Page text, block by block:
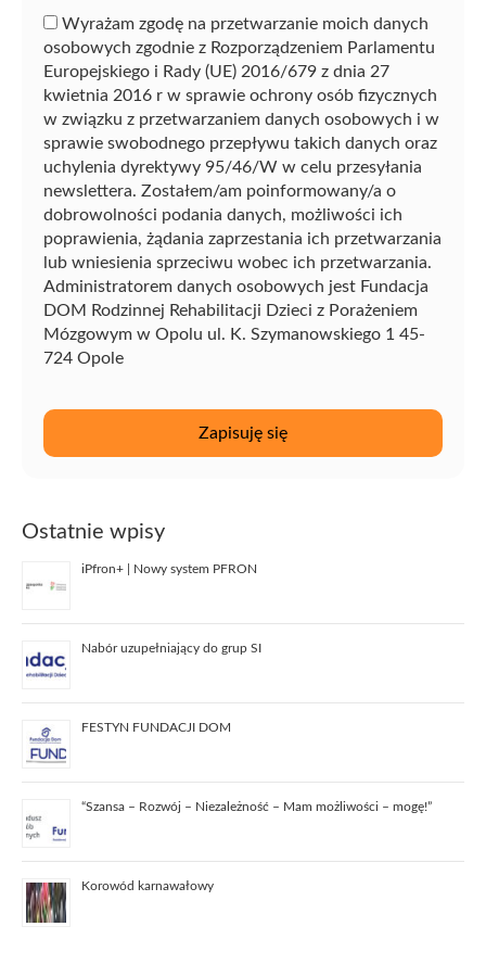
Wyrażam zgodę na przetwarzanie moich danych
osobowych zgodnie z Rozporządzeniem Parlamentu
Europejskiego i Rady (UE) 2016/679 z dnia 27
kwietnia 2016 r w sprawie ochrony osób fizycznych
w związku z przetwarzaniem danych osobowych i w
sprawie swobodnego przepływu takich danych oraz
uchylenia dyrektywy 95/46/W w celu przesyłania
newslettera. Zostałem/am poinformowany/a o
dobrowolności podania danych, możliwości ich
poprawienia, żądania zaprzestania ich przetwarzania
lub wniesienia sprzeciwu wobec ich przetwarzania.
Administratorem danych osobowych jest Fundacja
DOM Rodzinnej Rehabilitacji Dzieci z Porażeniem
Mózgowym w Opolu ul. K. Szymanowskiego 1 45-
724 Opole
Ostatnie wpisy
iPfron+ | Nowy system PFRON
Nabór uzupełniający do grup SI
FESTYN FUNDACJI DOM
“Szansa – Rozwój – Niezależność – Mam możliwości – mogę!”
Korowód karnawałowy